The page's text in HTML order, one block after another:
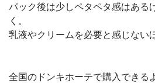
パック後は少しペタペタ感はある
く。
乳液やクリームを必要と感じない
全国のドンキホーテで購入できる